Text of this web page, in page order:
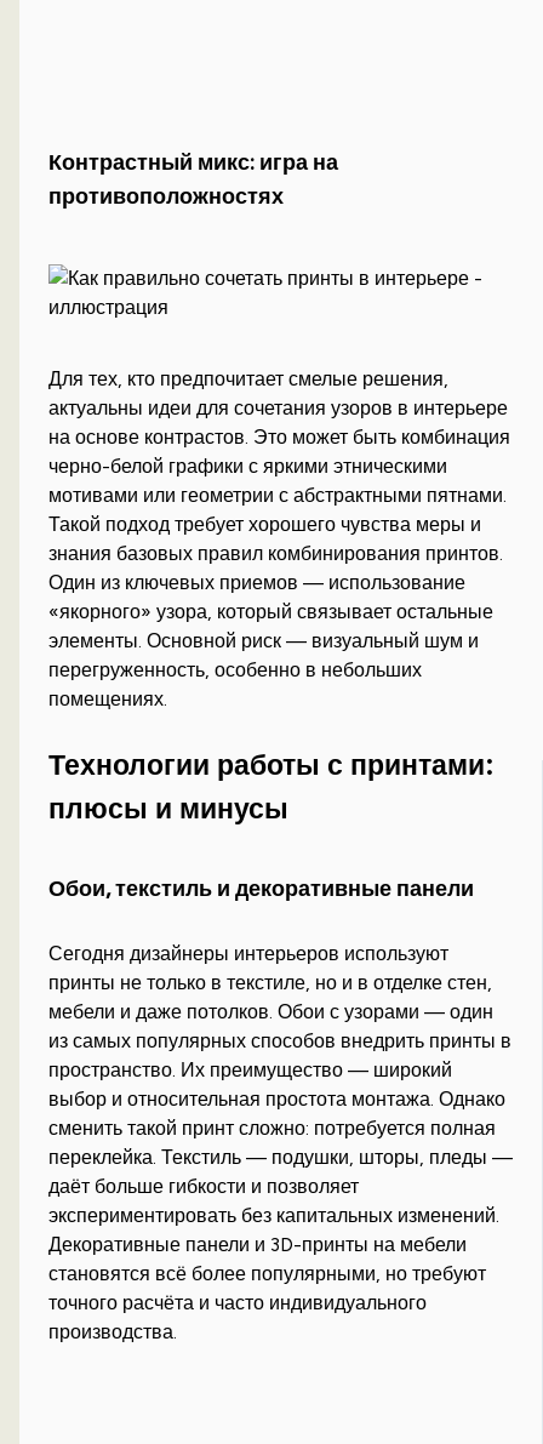
Контрастный микс: игра на
противоположностях
Для тех, кто предпочитает смелые решения,
актуальны идеи для сочетания узоров в интерьере
на основе контрастов. Это может быть комбинация
черно-белой графики с яркими этническими
мотивами или геометрии с абстрактными пятнами.
Такой подход требует хорошего чувства меры и
знания базовых правил комбинирования принтов.
Один из ключевых приемов — использование
«якорного» узора, который связывает остальные
элементы. Основной риск — визуальный шум и
перегруженность, особенно в небольших
помещениях.
Технологии работы с принтами:
плюсы и минусы
Обои, текстиль и декоративные панели
Сегодня дизайнеры интерьеров используют
принты не только в текстиле, но и в отделке стен,
мебели и даже потолков. Обои с узорами — один
из самых популярных способов внедрить принты в
пространство. Их преимущество — широкий
выбор и относительная простота монтажа. Однако
сменить такой принт сложно: потребуется полная
переклейка. Текстиль — подушки, шторы, пледы —
даёт больше гибкости и позволяет
экспериментировать без капитальных изменений.
Декоративные панели и 3D-принты на мебели
становятся всё более популярными, но требуют
точного расчёта и часто индивидуального
производства.